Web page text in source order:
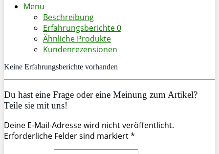
Menu
Beschreibung
Erfahrungsberichte0
Ähnliche Produkte
Kundenrezensionen
Keine Erfahrungsberichte vorhanden
Du hast eine Frage oder eine Meinung zum Artikel?
Teile sie mit uns!
Deine E-Mail-Adresse wird nicht veröffentlicht.
Erforderliche Felder sind markiert *